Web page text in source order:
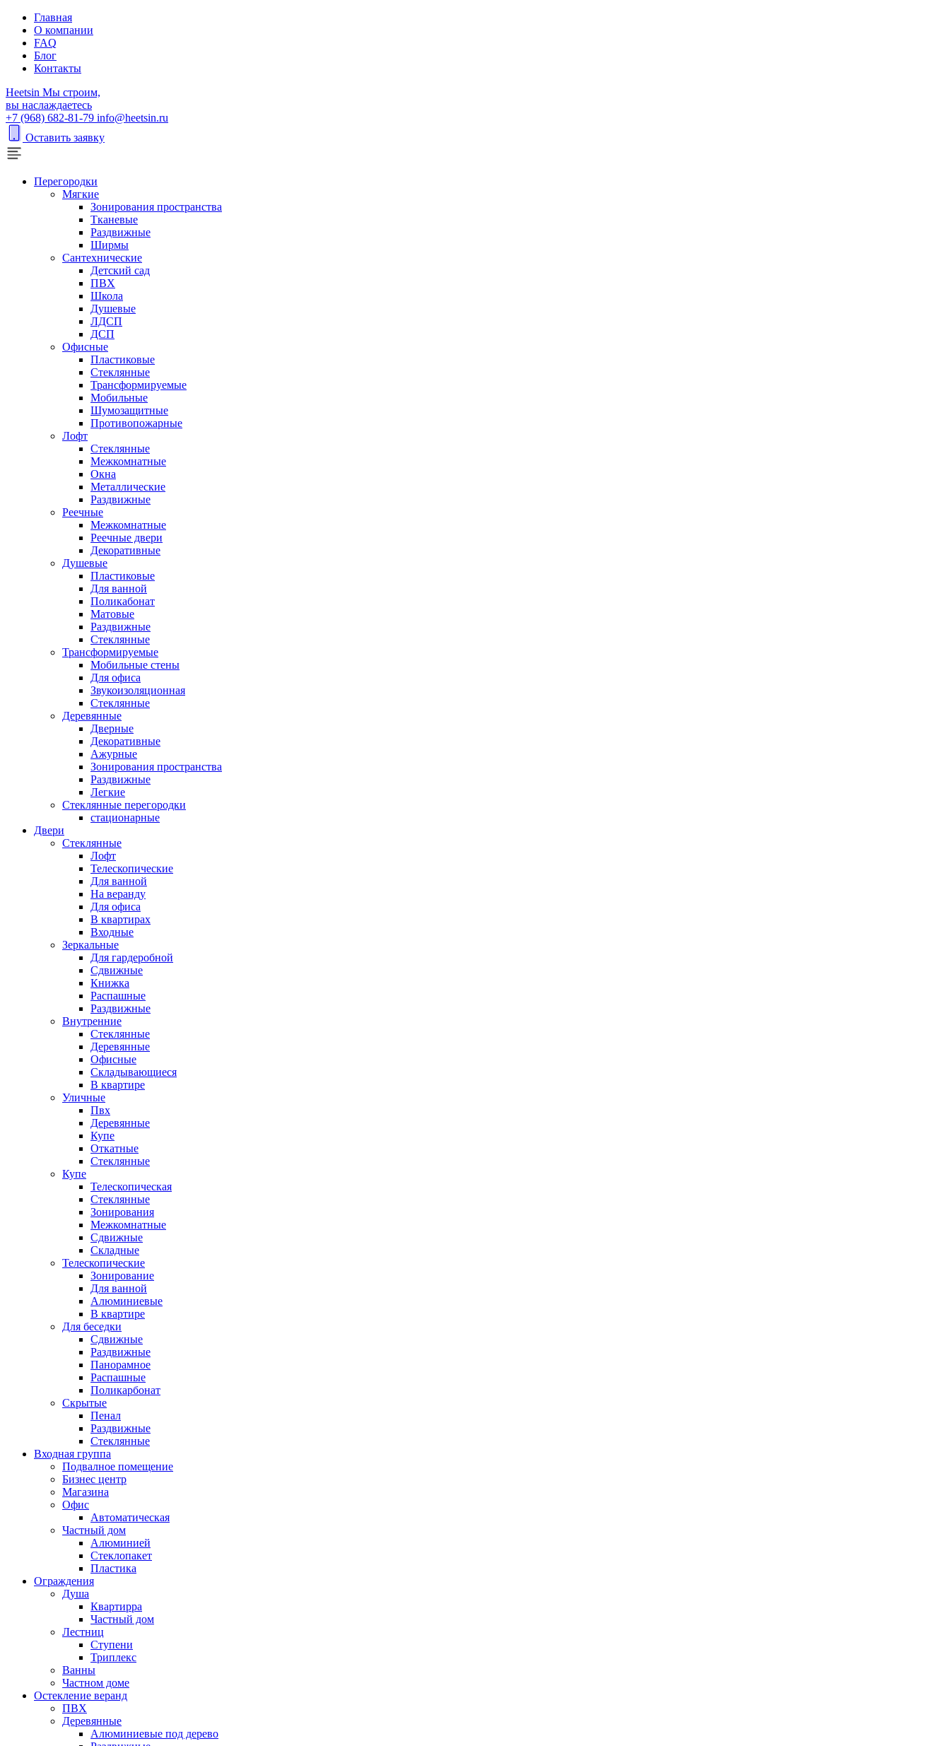
Главная
О компании
FAQ
Блог
Контакты
Heetsin Мы строим,
вы наслаждаетесь
+7 (968) 682-81-79 info@heetsin.ru
Оставить заявку
Перегородки
Мягкие
Зонирования пространства
Тканевые
Раздвижные
Ширмы
Сантехнические
Детский сад
ПВХ
Школа
Душевые
ЛДСП
ДСП
Офисные
Пластиковые
Стеклянные
Трансформируемые
Мобильные
Шумозащитные
Противопожарные
Лофт
Стеклянные
Межкомнатные
Окна
Металлические
Раздвижные
Реечные
Межкомнатные
Реечные двери
Декоративные
Душевые
Пластиковые
Для ванной
Поликабонат
Матовые
Раздвижные
Стеклянные
Трансформируемые
Мобильные стены
Для офиса
Звукоизоляционная
Стеклянные
Деревянные
Дверные
Декоративные
Ажурные
Зонирования пространства
Раздвижные
Легкие
Стеклянные перегородки
стационарные
Двери
Стеклянные
Лофт
Телескопические
Для ванной
На веранду
Для офиса
В квартирах
Входные
Зеркальные
Для гардеробной
Сдвижные
Книжка
Распашные
Раздвижные
Внутренние
Стеклянные
Деревянные
Офисные
Складывающиеся
В квартире
Уличные
Пвх
Деревянные
Купе
Откатные
Стеклянные
Купе
Телескопическая
Стеклянные
Зонирования
Межкомнатные
Сдвижные
Складные
Телескопические
Зонирование
Для ванной
Алюминиевые
В квартире
Для беседки
Сдвижные
Раздвижные
Панорамное
Распашные
Поликарбонат
Скрытые
Пенал
Раздвижные
Стеклянные
Входная группа
Подвалное помещение
Бизнес центр
Магазина
Офис
Автоматическая
Частный дом
Алюминией
Стеклопакет
Пластика
Ограждения
Душа
Квартирра
Частный дом
Лестниц
Ступени
Триплекс
Ванны
Частном доме
Остекление веранд
ПВХ
Деревянные
Алюминиевые под дерево